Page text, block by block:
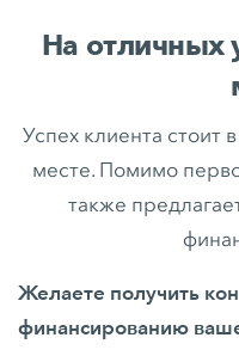
На отличных
Успех клиента стоит
месте. Помимо
также
Желаете получить
финансированию